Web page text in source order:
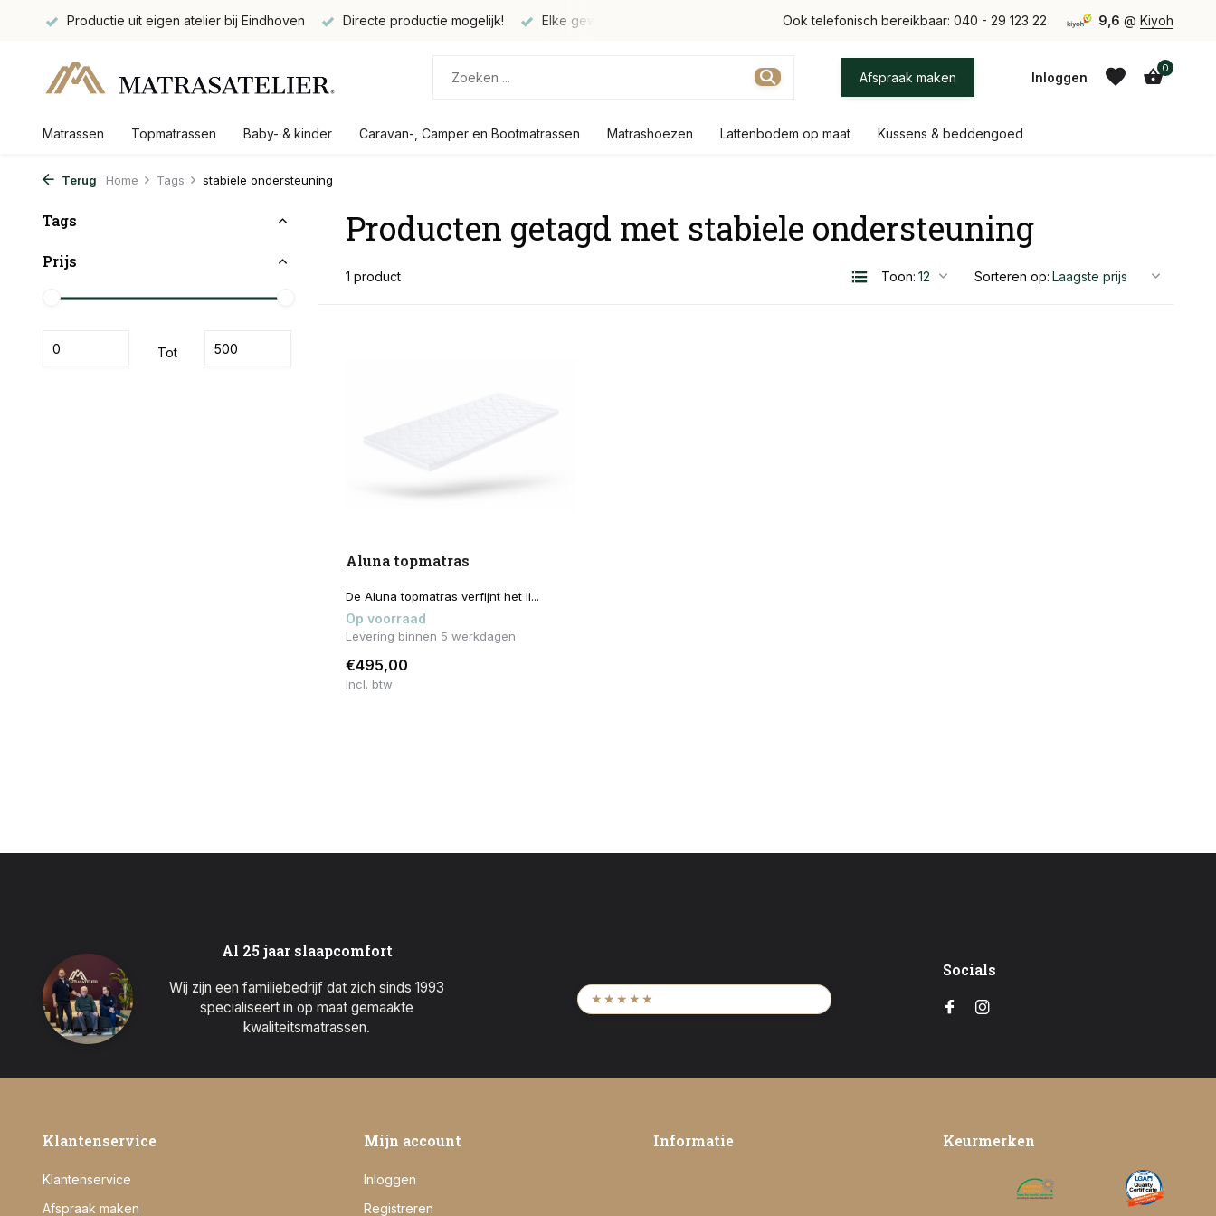
Productie uit eigen atelier bij Eindhoven Directe productie mogelijk! Elke gewenste maat verkrijgbaar Productie uit eigen atelier bij Eindhoven
Ook telefonisch bereikbaar: 040 - 29 123 22 9,6 @ Kiyoh
Afspraak maken Inloggen
Account aanmaken
Account aanmaken
0
Matrassen Topmatrassen Baby- & kinder Caravan-, Camper en Bootmatrassen Matrashoezen Lattenbodem op maat Kussens & beddengoed
Terug Home Tags stabiele ondersteuning
Tags
Prijs
Tot
Producten getagd met stabiele ondersteuning
1 product Toon: Sorteren op:
Aluna topmatras
De Aluna topmatras verfijnt het li...
Op voorraad
Levering binnen 5 werkdagen
€495,00
Incl. btw
Al 25 jaar slaapcomfort
Wij zijn een familiebedrijf dat zich sinds 1993
specialiseert in op maat gemaakte
kwaliteitsmatrassen.
★★★★★
Socials
Klantenservice
Klantenservice
Afspraak maken
Mijn account
Inloggen
Registreren
Informatie Keurmerken